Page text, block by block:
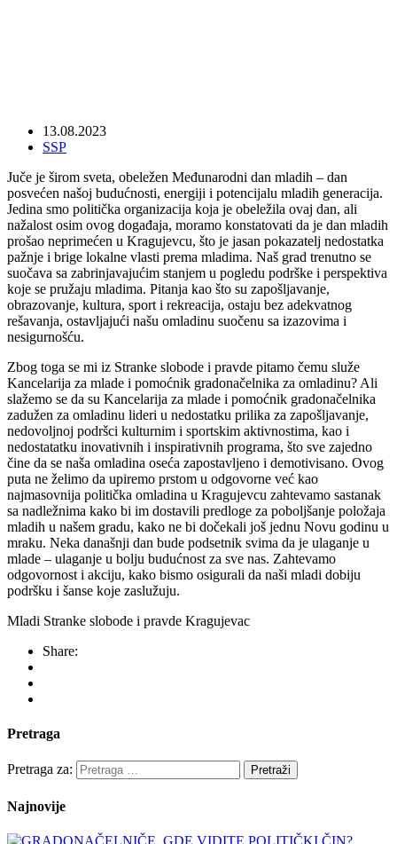
13.08.2023
SSP
Juče je širom sveta, obeležen Međunarodni dan mladih – dan
posvećen našoj budućnosti, energiji i potencijalu mladih generacija.
Jedina smo politička organizacija koja je obeležila ovaj dan, ali
nažalost osim ovog događaja, moramo konstatovati da je dan mladih
prošao neprimećen u Kragujevcu, što je jasan pokazatelj nedostatka
pažnje i brige lokalne vlasti prema mladima. Naš grad trenutno se
suočava sa zabrinjavajućim stanjem u pogledu podrške i perspektiva
koje se pružaju mladima. Pitanja kao što su zapošljavanje,
obrazovanje, kultura, sport i rekreacija, ostaju bez adekvatnog
rešavanja, ostavljajući našu omladinu suočenu sa izazovima i
nesigurnošću.
Zbog toga se mi iz Stranke slobode i pravde pitamo čemu služe
Kancelarija za mlade i pomoćnik gradonačelnika za omladinu? Ali
slažemo se da su Kancelarija za mlade i pomoćnik gradonačelnika
zadužen za omladinu lideri u nedostatku prilika za zapošljavanje,
nedovoljnoj podršci kulturnim i sportskim aktivnostima, kao i
nedostatatku inovativnih i inspirativnih programa, što sve zajedno
čine da se naša omladina oseća zapostavljeno i demotivisano. Ovog
puta ne želimo da upiremo prstom u odgovorne već kao
najmasovnija politička omladina u Kragujevcu zahtevamo sastanak
sa nadležnima kako bi im dostavili predloge za poboljšanje položaja
mladih u našem gradu, kako ne bi dočekali još jednu Novu godinu u
mraku. Neka današnji dan bude podsetnik svima da je ulaganje u
mlade – ulaganje u bolju budućnost za sve nas. Zahtevamo
odgovornost i akciju, kako bismo osigurali da naši mladi dobiju
podršku i šanse koje zaslužuju.
Mladi Stranke slobode i pravde Kragujevac
Share:
Pretraga
Pretraga za:
Najnovije